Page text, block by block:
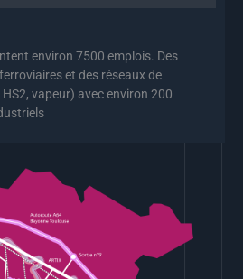
environ 7500 emplois. Des
et des réseaux de
vapeur) avec environ 200